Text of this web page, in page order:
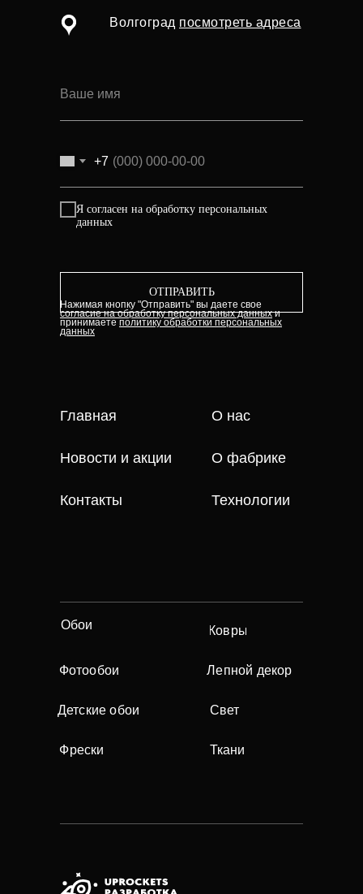
Волгоград посмотреть адреса
+7
Я согласен на обработку персональных
данных
ОТПРАВИТЬ
Главная
Новости и акции
Контакты
Нажимая кнопку "Отправить" вы даете свое
согласие на обработку персональных данныхи
принимаете политику обработки персональных
данных
Технологии
О нас
О фабрике
Обои
Фотообои
Детские обои
Фрески
Ковры
Лепной декор
Свет
Ткани